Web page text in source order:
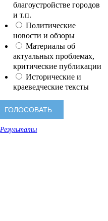
благоустройстве городов
и т.п.
Политические
новости и обзоры
Материалы об
актуальных проблемах,
критические публикации
Исторические и
краеведческие тексты
Результаты